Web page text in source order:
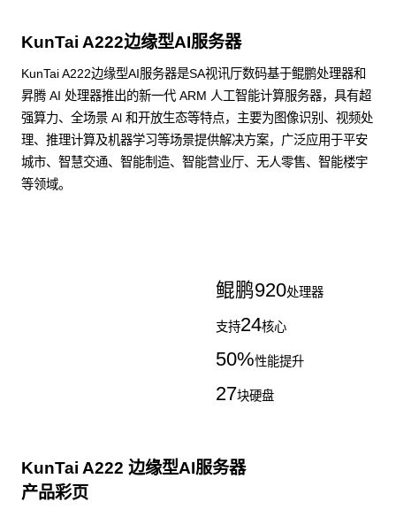
KunTai A222边缘型AI服务器
KunTai A222边缘型AI服务器是SA视讯厅数码基于鲲鹏处理器和
昇腾 AI 处理器推出的新一代 ARM 人工智能计算服务器，具有超
强算力、全场景 Al 和开放生态等特点，主要为图像识别、视频处
理、推理计算及机器学习等场景提供解决方案，广泛应用于平安
城市、智慧交通、智能制造、智能营业厅、无人零售、智能楼宇
等领域。
鲲鹏920处理器
支持24核心
50%性能提升
27块硬盘
KunTai A222 边缘型AI服务器
产品彩页